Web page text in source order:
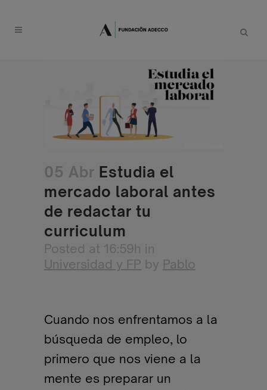
05 Abr Estudia el
mercado laboral antes
de redactar tu
curriculum
Posted at 16:59h in
Universidad y FP by Pablo
Cuando nos enfrentamos a la
búsqueda de empleo, lo
primero que nos viene a la
mente es preparar un